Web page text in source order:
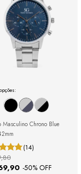
Masculino Chrono Blue
(14)
-50% OFF